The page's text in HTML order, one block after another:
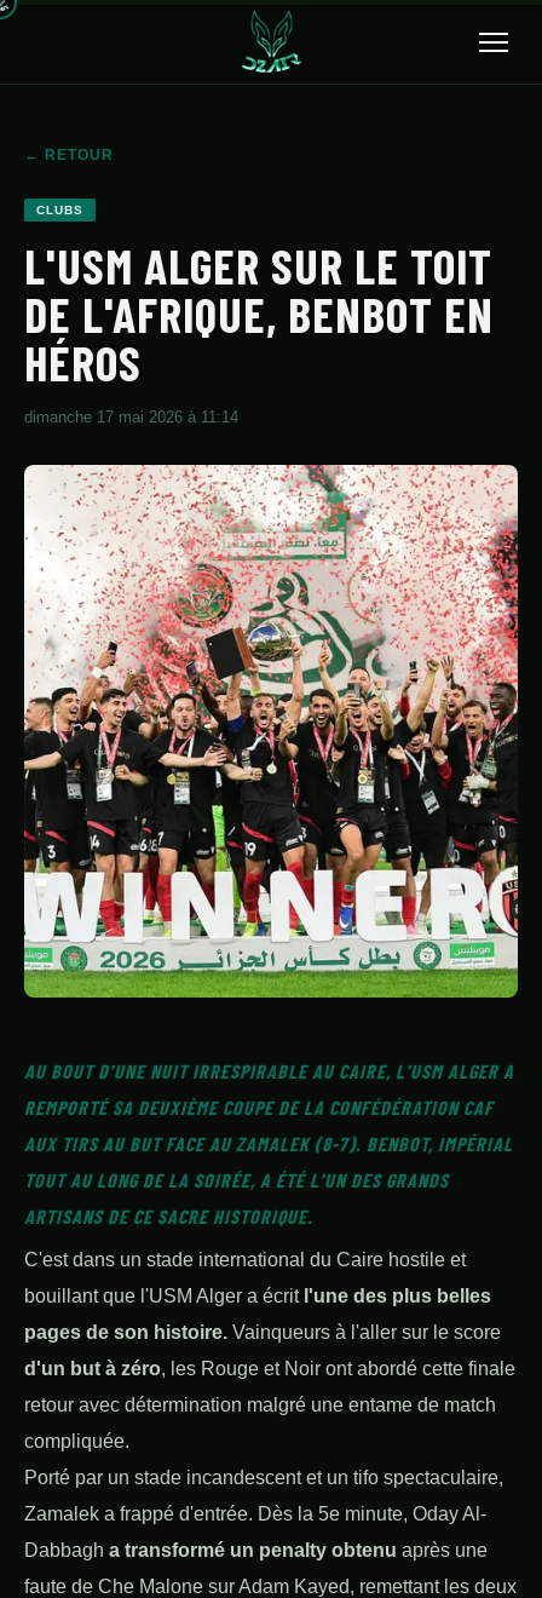
ACCUEIL
SÉLECTION
TRANSFERTS
JEUNES
STATISTIQUES
GALERIE
À PROPOS
CONTACT
← RETOUR
CLUBS
L'USM ALGER SUR LE TOIT
DE L'AFRIQUE, BENBOT EN
HÉROS
dimanche 17 mai 2026 à 11:14
AU BOUT D'UNE NUIT IRRESPIRABLE AU CAIRE, L'USM ALGER A
REMPORTÉ SA DEUXIÈME COUPE DE LA CONFÉDÉRATION CAF
AUX TIRS AU BUT FACE AU ZAMALEK (8-7). BENBOT, IMPÉRIAL
TOUT AU LONG DE LA SOIRÉE, A ÉTÉ L'UN DES GRANDS
ARTISANS DE CE SACRE HISTORIQUE.
C'est dans un stade international du Caire hostile et
bouillant que l'USM Alger a écritl'une des plus belles
pages de son histoire. Vainqueurs à l'aller sur le score
d'un but à zéro, les Rouge et Noir ont abordé cette finale
retour avec détermination malgré une entame de match
compliquée.
Porté par un stade incandescent et un tifo spectaculaire,
Zamalek a frappé d'entrée. Dès la 5e minute, Oday Al-
Dabbagh a transformé un penalty obtenu après une
faute de Che Malone sur Adam Kayed, remettant les deux